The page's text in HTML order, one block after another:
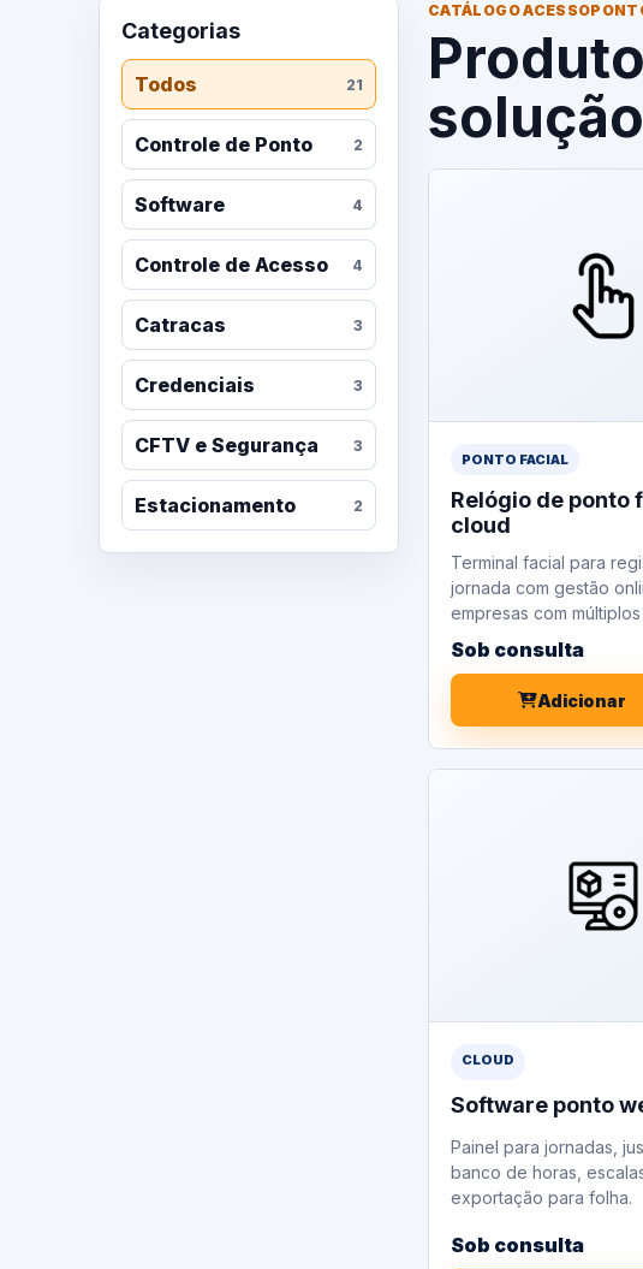
Categorias
Todos 21
Controle de Ponto 2
Software 4
Controle de Acesso 4
Catracas 3
Credenciais 3
CFTV e Segurança 3
Estacionamento 2
CATÁLOGO
solução
PONTO FACIAL
Relógio de ponto
cloud
Terminal facial para
jornada com gestão
empresas com
Sob consulta
Adicionar
CLOUD
Software ponto
Painel para jornadas,
banco de horas,
exportação para folha.
Sob consulta